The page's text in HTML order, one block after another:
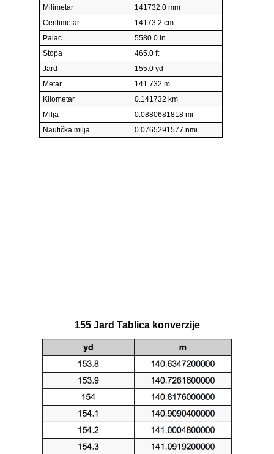
Milimetar
141732.0 mm
Centimetar
14173.2 cm
Palac
5580.0 in
Stopa
465.0 ft
Jard
155.0 yd
Metar
141.732 m
Kilometar
0.141732 km
Milja
0.0880681818 mi
Nautička milja
0.0765291577 nmi
155 Jard Tablica konverzije